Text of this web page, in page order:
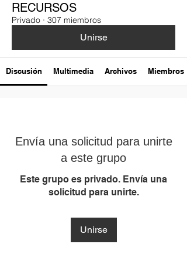
RECURSOS
Privado · 307 miembros
Unirse
Discusión Multimedia Archivos Miembros
Envía una solicitud para unirte
a este grupo
Este grupo es privado. Envía una
solicitud para unirte.
Unirse